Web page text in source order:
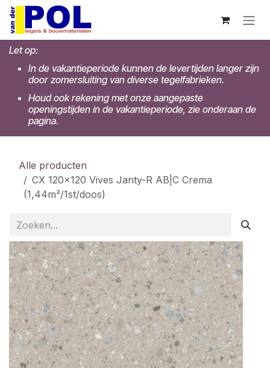
Overslaan naar inhoud
Let op:
In de vakantieperiode kunnen de levertijden langer zijn
door zomersluiting van diverse tegelfabrieken.
Houd ook rekening met onze aangepaste
openingstijden in de vakantieperiode, zie onderaan de
pagina.
Alle producten
CX 120x120 Vives Janty-R AB|C Crema
(1,44m²/1st/doos)